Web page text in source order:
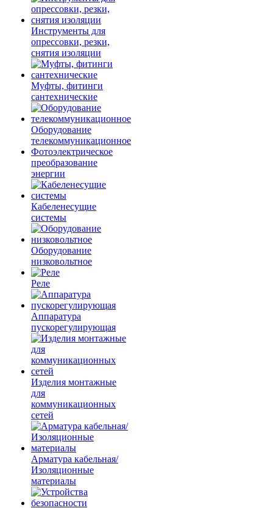
Инструменты для
опрессовки, резки,
снятия изоляции
Муфты, фитинги
сантехнические
Оборудование
телекоммуникационное
Фотоэлектрическое
преобразование
энергии
Кабеленесущие
системы
Оборудование
низковольтное
Реле
Аппаратура
пускорегулирующая
Изделия монтажные
для
коммуникационных
сетей
Арматура кабельная/
Изоляционные
материалы